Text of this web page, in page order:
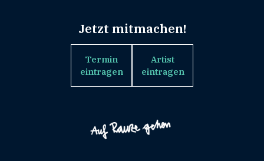
Jetzt mitmachen!
Termin
eintragen
Artist
eintragen